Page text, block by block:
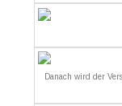
Danach wird der